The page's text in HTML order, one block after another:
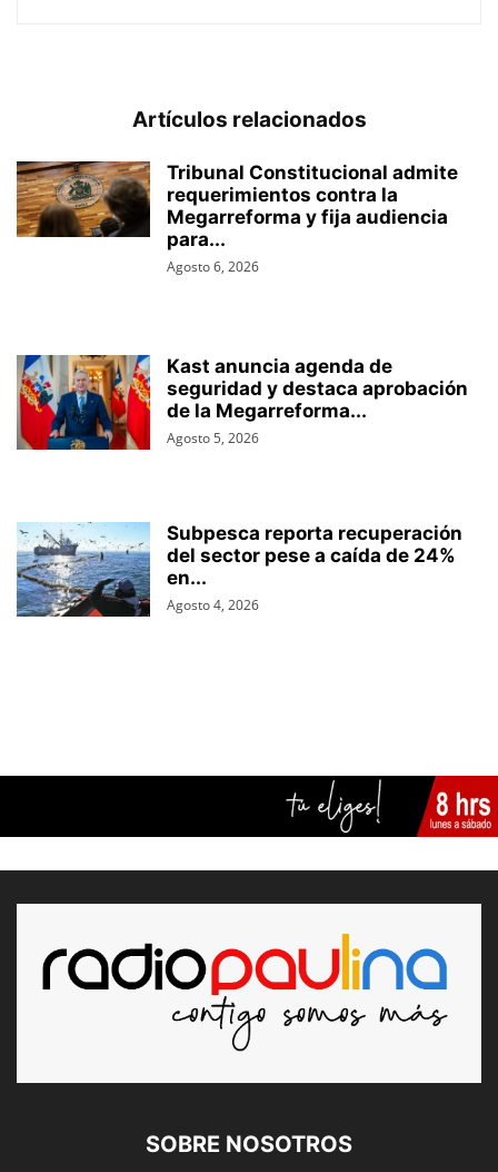
Artículos relacionados
Tribunal Constitucional admite
requerimientos contra la
Megarreforma y fija audiencia
para...
Agosto 6, 2026
Kast anuncia agenda de
seguridad y destaca aprobación
de la Megarreforma...
Agosto 5, 2026
Subpesca reporta recuperación
del sector pese a caída de 24%
en...
Agosto 4, 2026
SOBRE NOSOTROS